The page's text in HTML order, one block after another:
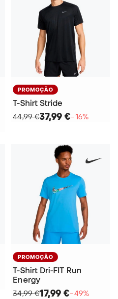
PROMOÇÃO
T-Shirt Stride
44,99 €37,99 €−16%
PROMOÇÃO
T-Shirt Dri-FIT Run
Energy
34,99 €17,99 €−49%